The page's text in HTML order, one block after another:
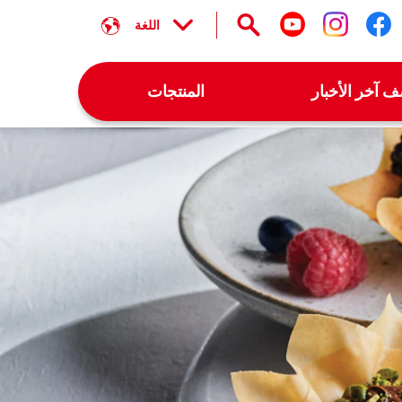
تابعنا على facebook
تابعنا على instagram
تابعنا على youtube
اللغة
آخر الأخبار المنتجات